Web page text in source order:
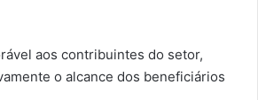
aos contribuintes do setor,
o alcance dos beneficiários